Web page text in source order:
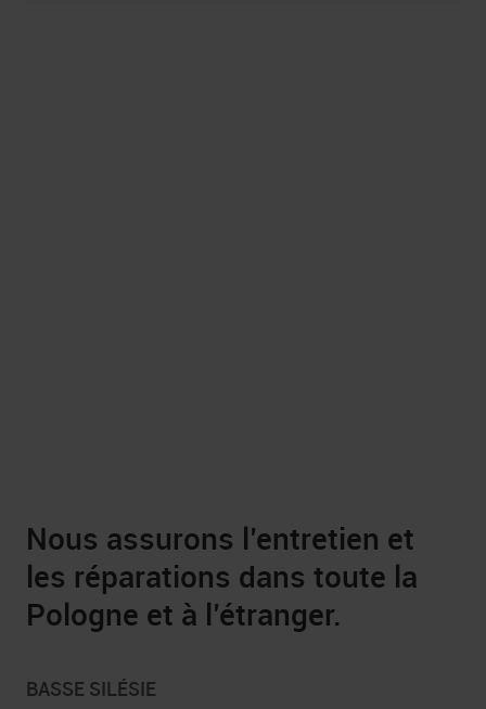
Nous assurons l’entretien et
les réparations dans toute la
Pologne et à l’étranger.
BASSE SILÉSIE